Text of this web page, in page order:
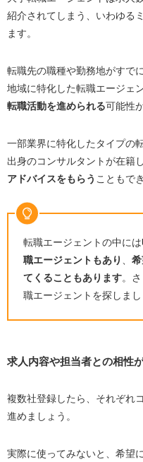
紹介されてしまう、いわゆる
ます。
転職先の職種や勤務地がすで
地域に特化した転職エージェ
転職活動を進められる可能性
一部業界に特化したタイプの
出身のコンサルタントが在籍
アドバイスをもらう こともで
転職エージェントの中には
職エージェントもあり 、
てくることもあります。
職エージェントを探しまし
求人内容や担当者との相性
複数社登録したら、それぞれ
進めましょう。
実際に使ってみないと、希望